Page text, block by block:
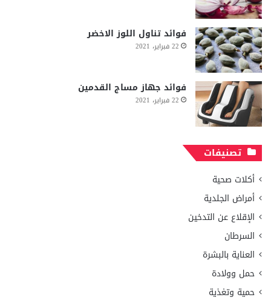
فوائد تناول اللوز الاخضر
22 فبراير، 2021
فوائد جهاز مساج القدمين
22 فبراير، 2021
تصنيفات
أكلات صحية
أمراض الجلدية
الإقلاع عن التدخين
السرطان
العناية بالبشرة
حمل وولادة
حمية وتغذية